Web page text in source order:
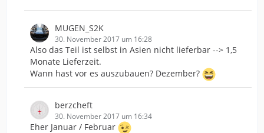
MUGEN_S2K
30. November 2017 um 16:28
Also das Teil ist selbst in Asien nicht lieferbar --> 1,5
Monate Lieferzeit.
Wann hast vor es auszubauen? Dezember?
berzcheft
30. November 2017 um 16:34
Eher Januar / Februar